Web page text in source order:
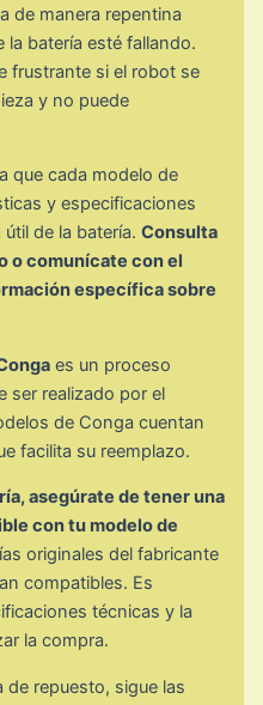
de manera repentina
la batería esté fallando.
frustrante si el robot se
y no puede
que cada modelo de
y especificaciones
útil de la batería.Consulta
o comunícate con el
específica sobre
es un proceso
ser realizado por el
de Conga cuentan
facilita su reemplazo.
asegúrate de tener una
con tu modelo de
originales del fabricante
compatibles. Es
técnicas y la
la compra.
de repuesto, sigue las